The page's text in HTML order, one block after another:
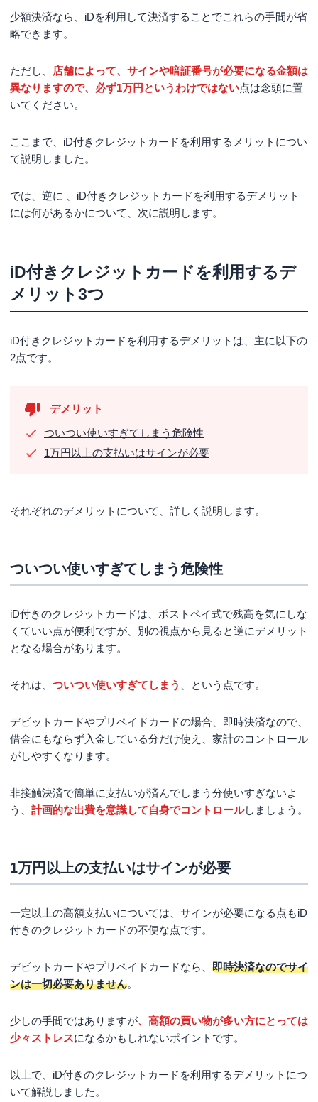
少額決済なら、iDを利用して決済することでこれらの手間が省
略できます。
ただし、
店舗によって、サインや暗証番号が必要になる金額は
異なりますので、必ず1万円というわけではない点は念頭に置
いてください。
ここまで、iD付きクレジットカードを利用するメリットについ
て説明しました。
では、逆に 、iD付きクレジットカードを利用するデメリット
には何があるかについて、次に説明します。
iD付きクレジットカードを利用するデ
メリット3つ
iD付きクレジットカードを利用するデメリットは、主に以下の
2点です。
デメリット
ついつい使いすぎてしまう危険性
1万円以上の支払いはサインが必要
それぞれのデメリットについて、詳しく説明します。
ついつい使いすぎてしまう危険性
iD付きのクレジットカードは、ポストペイ式で残高を気にしな
くていい点が便利ですが、別の視点から見ると逆にデメリット
となる場合があります。
それは、 ついつい使いすぎてしまう 、という点です。
デビットカードやプリペイドカードの場合、即時決済なので、
借金にもならず入金している分だけ使え、家計のコントロール
がしやすくなります。
非接触決済で簡単に支払いが済んでしまう分使いすぎないよ
う、 計画的な出費を意識して自身でコントロールしましょう。
1万円以上の支払いはサインが必要
一定以上の高額支払いについては、サインが必要になる点もiD
付きのクレジットカードの不便な点です。
デビットカードやプリペイドカードなら、 即時決済なのでサイ
ンは一切必要ありません。
少しの手間ではありますが、高額の買い物が多い方にとっては
少々ストレスになるかもしれないポイントです。
以上で、iD付きのクレジットカードを利用するデメリットにつ
いて解説しました。